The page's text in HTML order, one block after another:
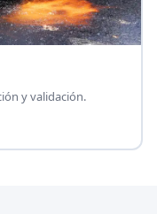
y validación.